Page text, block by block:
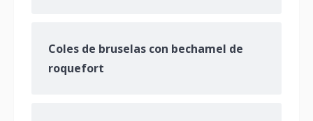
Coles de bruselas con bechamel de
roquefort